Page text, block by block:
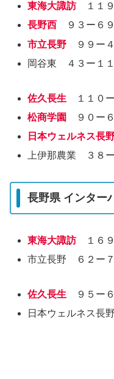
東海大諏訪
１１
長野西 ９３ー６
市立長野
９９ー
岡谷東 ４３ー１
佐久長生
１１０
松商学園
９０ー
日本ウェルネス長
上伊那農業 ３８
長野県 インタ
東海大諏訪
１６
市立長野 ６２ー
佐久長生
９５ー
日本ウェルネス